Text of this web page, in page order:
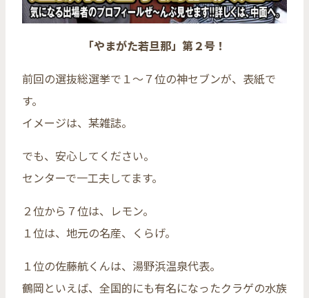
「やまがた若旦那」第２号！
前回の選抜総選挙で１～７位の神セブンが、表紙で
す。
イメージは、某雑誌。
でも、安心してください。
センターで一工夫してます。
２位から７位は、レモン。
１位は、地元の名産、くらげ。
１位の佐藤航くんは、湯野浜温泉代表。
鶴岡といえば、全国的にも有名になったクラゲの水族